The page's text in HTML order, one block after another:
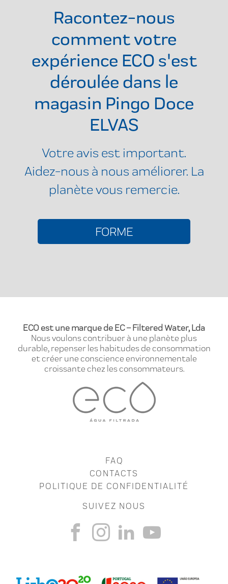
Racontez-nous
comment votre
expérience ECO s'est
déroulée dans le
magasin Pingo Doce
ELVAS
Votre avis est important.
Aidez-nous à nous améliorer. La
planète vous remercie.
FORME
ECO est une marque de EC – Filtered Water, Lda
Nous voulons contribuer à une planète plus
durable, repenser les habitudes de consommation
et créer une conscience environnementale
croissante chez les consommateurs.
FAQ
CONTACTS
POLITIQUE DE CONFIDENTIALITÉ
SUIVEZ NOUS